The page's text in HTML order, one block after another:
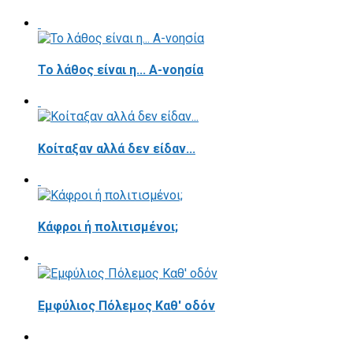
Το λάθος είναι η... Α-νοησία
Κοίταξαν αλλά δεν είδαν...
Κάφροι ή πολιτισμένοι;
Εμφύλιος Πόλεμος Καθ' οδόν